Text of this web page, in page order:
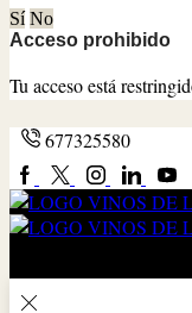
Sí No
Acceso prohibido
Tu acceso está
677325580
FacebookTwitterInstagram
Lindkedin